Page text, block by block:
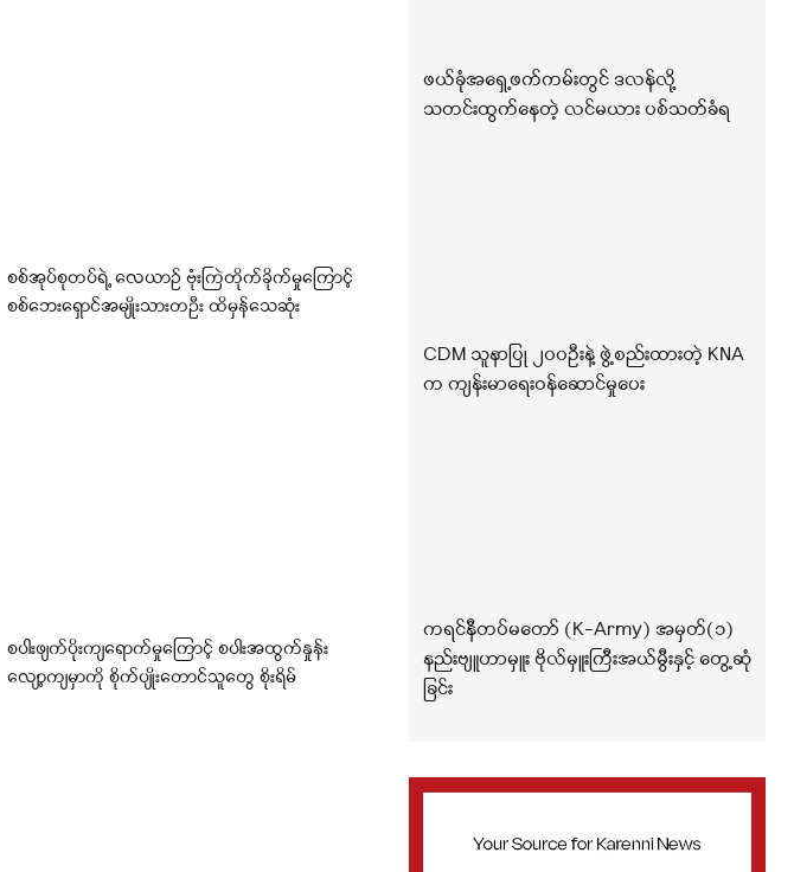
စစ်အုပ်စုတပ်ရဲ့ လေယာဉ် ဗုံးကြဲတိုက်ခိုက်မှုကြောင့်
စစ်ဘေးရှောင်အမျိုးသားတဦး ထိမှန်သေဆုံး
စပါးဖျက်ပိုးကျရောက်မှုကြောင့် စပါးအထွက်နှုန်း
လျော့ကျမှာကို စိုက်ပျိုးတောင်သူတွေ စိုးရိမ်
ဖယ်ခုံအရှေ့ဖက်ကမ်းတွင် ဒလန်လို့
သတင်းထွက်နေတဲ့ လင်မယား ပစ်သတ်ခံရ
CDM သူနာပြု ၂၀၀ဦးနဲ့ ဖွဲ့စည်းထားတဲ့ KNA
က ကျန်းမာရေးဝန်ဆောင်မှုပေး
ကရင်နီတပ်မတော် (K-Army) အမှတ်(၁)
နည်းဗျူဟာမှူး ဗိုလ်မှူးကြီးအယ်မွီးနှင့် တွေ့ဆုံ
ခြင်း